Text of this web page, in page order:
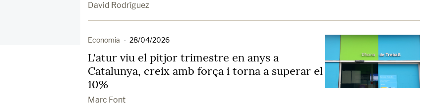
David Rodríguez
Economia - 28/04/2026
L'atur viu el pitjor trimestre en anys a
Catalunya, creix amb força i torna a superar el
10%
Marc Font